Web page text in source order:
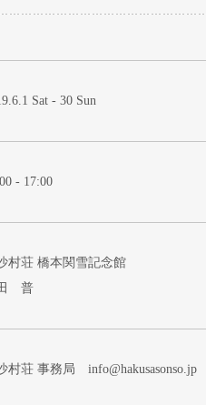
Sat - 30 Sun
- 17:00
村荘 橋本関雪記念館
普
村荘 事務局 info@hakusasonso.jp